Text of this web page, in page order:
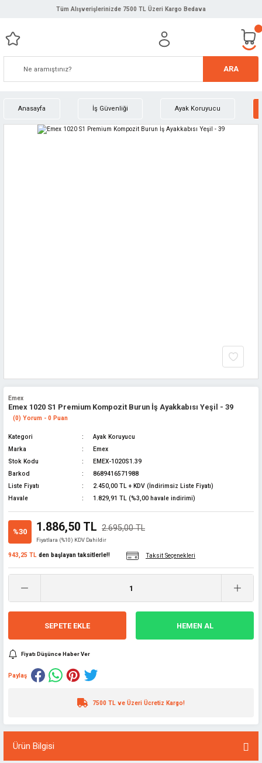
Tüm Alışverişlerinizde 7500 TL Üzeri Kargo Bedava
ARA
Anasayfa İş Güvenliği Ayak Koruyucu
Emex
Emex 1020 S1 Premium Kompozit Burun İş Ayakkabısı Yeşil - 39
(0) Yorum - 0 Puan
Kategori
Ayak Koruyucu
Marka
Emex
Stok Kodu
EMEX-1020S1.39
Barkod
8689416571988
Liste Fiyatı
2.450,00 TL + KDV (İndirimsiz Liste Fiyatı)
Havale
1.829,91 TL (%3,00 havale indirimi)
%30 1.886,50 TL 2.695,00 TL
Fiyatlara (%10) KDV Dahildir
943,25 TL den başlayan taksitlerle!! Taksit Seçenekleri
SEPETE EKLE HEMEN AL
Fiyatı Düşünce Haber Ver
Paylaş
7500 TL ve Üzeri Ücretiz Kargo!
Ürün Bilgisi